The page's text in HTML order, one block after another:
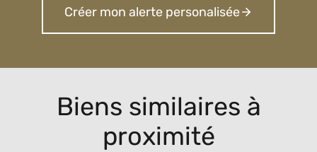
Créer mon alerte personalisée
Biens similaires à
proximité